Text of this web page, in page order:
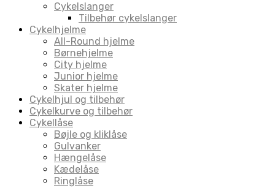
Cykelslanger
Tilbehør cykelslanger
Cykelhjelme
All-Round hjelme
Børnehjelme
City hjelme
Junior hjelme
Skater hjelme
Cykelhjul og tilbehør
Cykelkurve og tilbehør
Cykellåse
Bøjle og kliklåse
Gulvanker
Hængelåse
Kædelåse
Ringlåse